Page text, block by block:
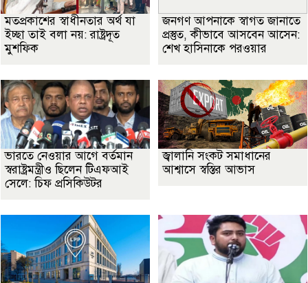
মতপ্রকাশের স্বাধীনতার অর্থ যা
ইচ্ছা তাই বলা নয়: রাষ্ট্রদূত
মুশফিক
জনগণ আপনাকে স্বাগত জানাতে
প্রস্তুত, কীভাবে আসবেন আসেন:
শেখ হাসিনাকে পরওয়ার
ভারতে নেওয়ার আগে বর্তমান
স্বরাষ্ট্রমন্ত্রীও ছিলেন টিএফআই
সেলে: চিফ প্রসিকিউটর
জ্বালানি সংকট সমাধানের
আশ্বাসে স্বস্তির আভাস